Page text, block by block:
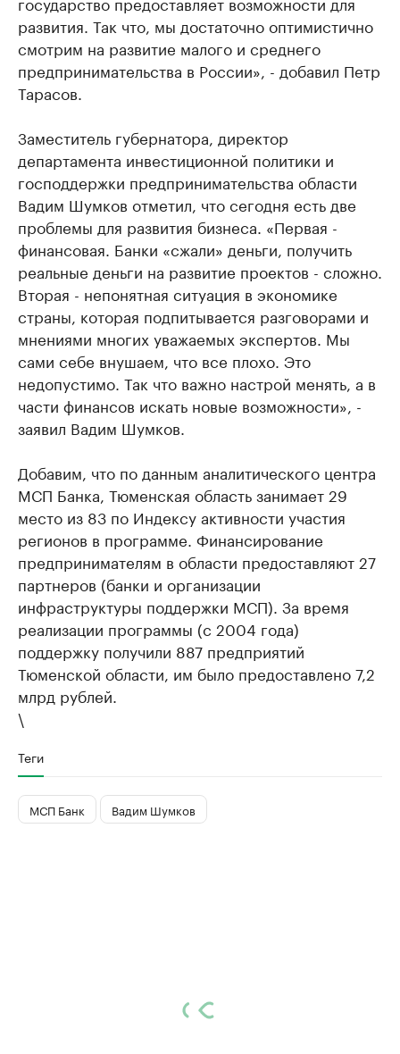
развития. Так что, мы достаточно оптимистично
смотрим на развитие малого и среднего
предпринимательства в России», - добавил Петр
Тарасов.
Заместитель губернатора, директор
департамента инвестиционной политики и
господдержки предпринимательства области
Вадим Шумков отметил, что сегодня есть две
проблемы для развития бизнеса. «Первая -
финансовая. Банки «сжали» деньги, получить
реальные деньги на развитие проектов - сложно.
Вторая - непонятная ситуация в экономике
страны, которая подпитывается разговорами и
мнениями многих уважаемых экспертов. Мы
сами себе внушаем, что все плохо. Это
недопустимо. Так что важно настрой менять, а в
части финансов искать новые возможности», -
заявил Вадим Шумков.
Добавим, что по данным аналитического центра
МСП Банка, Тюменская область занимает 29
место из 83 по Индексу активности участия
регионов в программе. Финансирование
предпринимателям в области предоставляют 27
партнеров (банки и организации
инфраструктуры поддержки МСП). За время
реализации программы (с 2004 года)
поддержку получили 887 предприятий
Тюменской области, им было предоставлено 7,2
млрд рублей.
\
Теги
МСП Банк Вадим Шумков